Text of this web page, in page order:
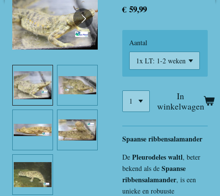
€ 59,99
Aantal
In
winkelwagen
Spaanse ribbensalamander
De Pleurodeles waltl, beter
bekend als de Spaanse
ribbensalamander, is een
unieke en robuuste